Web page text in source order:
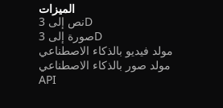
الميزات
نص إلى 3D
صورة إلى 3D
مولد فيديو بالذكاء الاصطناعي
مولد صور بالذكاء الاصطناعي
API